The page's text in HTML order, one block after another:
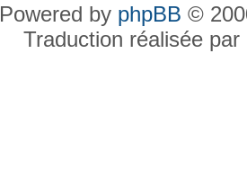
Powered by phpBB ©
Traduction réalisée par